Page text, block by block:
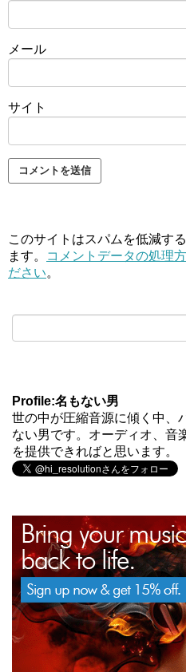
メール
サイト
このサイトはスパムを低減す
ます。
コメントデータの処理
ださい。
Profile:名もない男
世の中が圧縮音源に傾く中、
ない男です。オーディオ、音
を提供できればと思います。